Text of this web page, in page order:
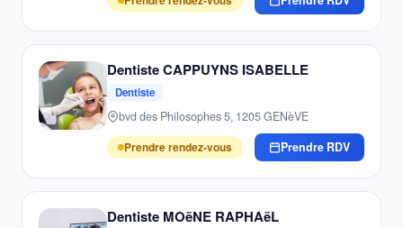
Dentiste CAPPUYNS ISABELLE
Dentiste
bvd des Philosophes 5, 1205 GENèVE
Prendre rendez-vous
Prendre RDV
Dentiste MOëNE RAPHAëL